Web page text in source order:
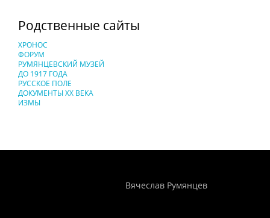
Родственные сайты
ХРОНОС
ФОРУМ
РУМЯНЦЕВСКИЙ МУЗЕЙ
ДО 1917 ГОДА
РУССКОЕ ПОЛЕ
ДОКУМЕНТЫ XX ВЕКА
ИЗМЫ
Вячеслав Румянцев